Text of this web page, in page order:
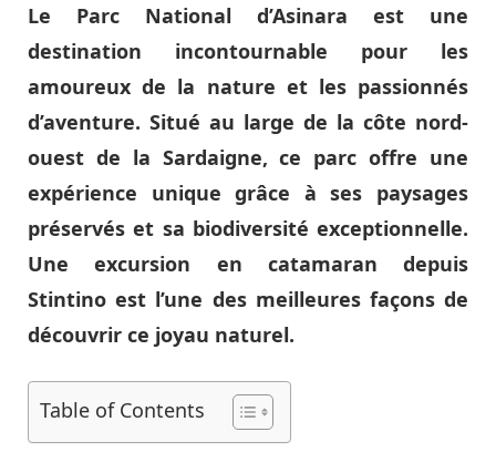
Le Parc National d’Asinara est une
destination incontournable pour les
amoureux de la nature et les passionnés
d’aventure. Situé au large de la côte nord-
ouest de la Sardaigne, ce parc offre une
expérience unique grâce à ses paysages
préservés et sa biodiversité exceptionnelle.
Une excursion en catamaran depuis
Stintino est l’une des meilleures façons de
découvrir ce joyau naturel.
Table of Contents